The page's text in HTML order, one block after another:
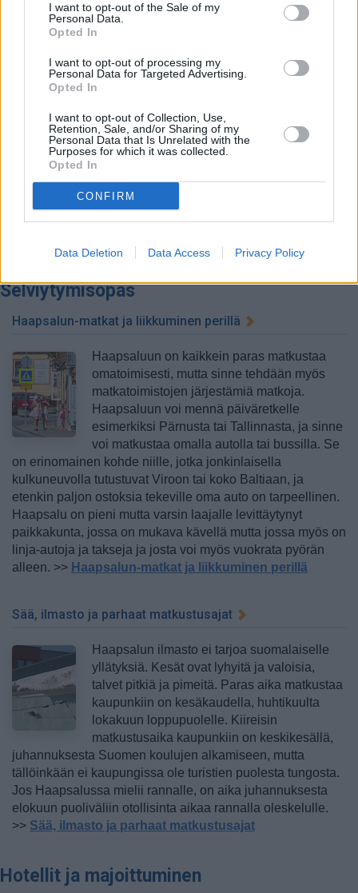
I want to opt-out of the Sale of my
Personal Data.
Opted In
I want to opt-out of processing my
Personal Data for Targeted Advertising.
Opted In
I want to opt-out of Collection, Use,
Retention, Sale, and/or Sharing of my
Personal Data that Is Unrelated with the
Purposes for which it was collected.
Opted In
CONFIRM
Data Deletion Data Access Privacy Policy
Haapsalun tärkeimmät nähtävyydet
sellaisia helmiä kuin suuri, pääosin
raunioina oleva linnoitus, jonkalaista ei
päänähtävyydeksi. Monille linnake tarjoaa
tarpeeksi nähtävää, mutta näkemisen
arvoinen on sen lisäksi ainakin kaunis entinen
rautatieasema. Kaupungissa on muutama museo, joissa
voi vierailla samalla kun kiertelee Haapsalun mukavia
puutalokortteleita. Kaupunkiin saapuvan on hyvä heti
käydä turisti-infossa, josta saa kartan ja tietoa myös
Selviytymisopas
Haapsalun-matkat ja liikkuminen perillä
Haapsaluun on kaikkein paras matkustaa
omatoimisesti, mutta sinne tehdään myös
matkatoimistojen järjestämiä matkoja.
Haapsaluun voi mennä päiväretkelle
esimerkiksi Pärnusta tai Tallinnasta, ja sinne
voi matkustaa omalla autolla tai bussilla. Se
on erinomainen kohde niille, jotka jonkinlaisella
kulkuneuvolla tutustuvat Viroon tai koko Baltiaan, ja
etenkin paljon ostoksia tekeville oma auto on tarpeellinen.
Haapsalu on pieni mutta varsin laajalle levittäytynyt
paikkakunta, jossa on mukava kävellä mutta jossa myös on
linja-autoja ja takseja ja josta voi myös vuokrata pyörän
alleen. >> Haapsalun-matkat ja liikkuminen perillä
Sää, ilmasto ja parhaat matkustusajat
Haapsalun ilmasto ei tarjoa suomalaiselle
yllätyksiä. Kesät ovat lyhyitä ja valoisia,
talvet pitkiä ja pimeitä. Paras aika matkustaa
kaupunkiin on kesäkaudella, huhtikuulta
lokakuun loppupuolelle. Kiireisin
matkustusaika kaupunkiin on keskikesällä,
juhannuksesta Suomen koulujen alkamiseen, mutta
tällöinkään ei kaupungissa ole turistien puolesta tungosta.
Jos Haapsalussa mielii rannalle, on aika juhannuksesta
elokuun puoliväliin otollisinta aikaa rannalla oleskelulle.
>> Sää, ilmasto ja parhaat matkustusajat
Hotellit ja majoittuminen